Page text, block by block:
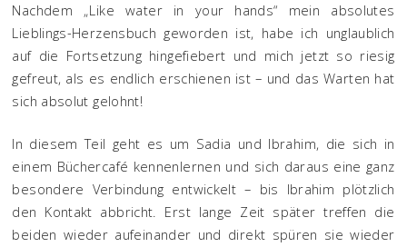
Nachdem „Like water in your hands“ mein absolutes
Lieblings-Herzensbuch geworden ist, habe ich unglaublich
auf die Fortsetzung hingefiebert und mich jetzt so riesig
gefreut, als es endlich erschienen ist – und das Warten hat
sich absolut gelohnt!
In diesem Teil geht es um Sadia und Ibrahim, die sich in
einem Büchercafé kennenlernen und sich daraus eine ganz
besondere Verbindung entwickelt – bis Ibrahim plötzlich
den Kontakt abbricht. Erst lange Zeit später treffen die
beiden wieder aufeinander und direkt spüren sie wieder